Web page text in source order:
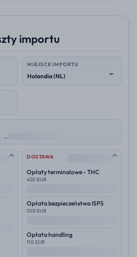
importu
MIEJSCE IMPORTU
→
-- DOSTAWA --
Opłaty terminalowe - THC
420 EUR
Opłata bezpieczeństwa ISPS
100 EUR
Opłata handling
110 EUR